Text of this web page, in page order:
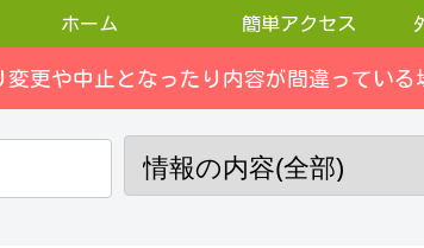
ホーム 簡単アクセス
更や中止となったり内容が間違ってい